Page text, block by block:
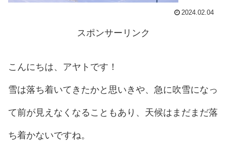
2024.02.04
スポンサーリンク
こんにちは、アヤトです！
雪は落ち着いてきたかと思いきや、急に吹雪になっ
て前が見えなくなることもあり、天候はまだまだ落
ち着かないですね。